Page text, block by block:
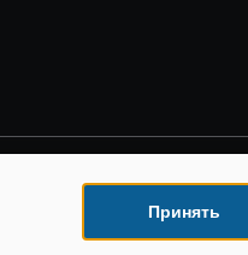
Принять